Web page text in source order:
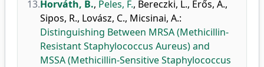
13.Horváth, B., Peles, F., Bereczki, L., Erős, Á.,
Sipos, R., Lovász, C., Micsinai, A.:
Distinguishing Between MRSA (Methicillin-
Resistant Staphylococcus Aureus) and
MSSA (Methicillin-Sensitive Staphylococcus